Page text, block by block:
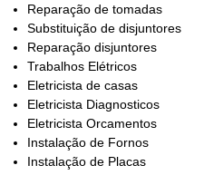
Reparação de tomadas
Substituição de disjuntores
Reparação disjuntores
Trabalhos Elétricos
Eletricista de casas
Eletricista Diagnosticos
Eletricista Orcamentos
Instalação de Fornos
Instalação de Placas